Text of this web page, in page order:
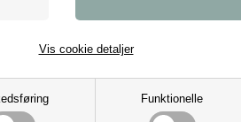
Funktionelle
Vis cookie detaljer